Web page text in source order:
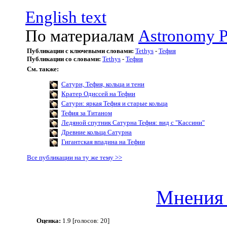
English text
По материалам Astronomy
Публикации с ключевыми словами: Tethys - Тефия
Публикации со словами: Tethys - Тефия
См. также:
Сатурн, Тефия, кольца и тени
Кратер Одиссей на Тефии
Сатурн: яркая Тефия и старые кольца
Тефия за Титаном
Ледяной спутник Сатурна Тефия: вид с "Кассини"
Древние кольца Сатурна
Гигантская впадина на Тефии
Все публикации на ту же тему >>
Мнения
Оценка: 1.9 [голосов: 20]